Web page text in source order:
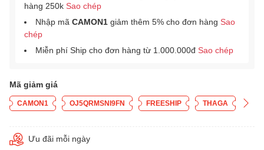
hàng 250k Sao chép
Nhập mã CAMON1 giảm thêm 5% cho đơn hàng Sao
chép
Miễn phí Ship cho đơn hàng từ 1.000.000đ Sao chép
Mã giảm giá
CAMON1 OJ5QRMSNI9FN FREESHIP THAGA
Ưu đãi mỗi ngày